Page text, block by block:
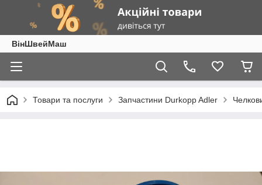
ВінШвейМаш
Товари та послуги Запчастини Durkopp Adler